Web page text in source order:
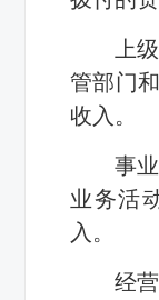
上
管部门
收入。
事
业务活
入。
经